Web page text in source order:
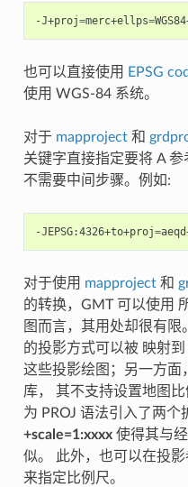
-J+proj=merc+ellps=
也可以直接使用 EPSG
使用 WGS-84 系统。
对于 mapproject和
关键字直接指定要将 A
不需要中间步骤。例如:
-JEPSG:4326+to+proj=
对于使用 mapproject和
的转换，GMT 可以使用
图而言，其用处却很有限
的投影方式可以被 映射
这些投影绘图；另一方面
库， 其不支持设置地图
为 PROJ 语法引入了两个
+scale=1:xxxx使得其与
似。 此外，也可以在投
来指定比例尺。